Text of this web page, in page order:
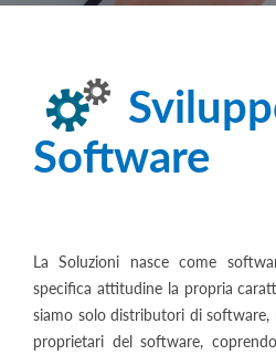
Software
La Soluzioni nasce come
specifica attitudine la propria
siamo solo distributori di
proprietari del software,